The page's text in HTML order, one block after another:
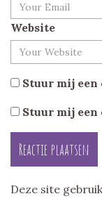
Website
Stuur mij
Stuur mij
Deze site